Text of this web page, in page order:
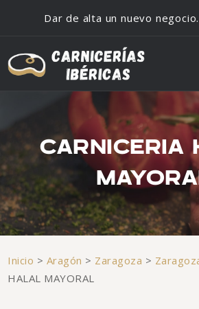
Dar de alta un nuevo negocio.
CARNICERIA
Inicio > Aragón > Zaragoza >
HALAL MAYORAL